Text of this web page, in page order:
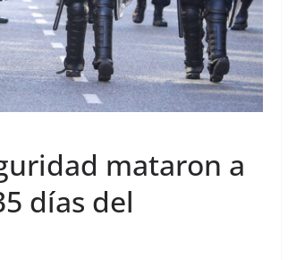
mataron a
días del